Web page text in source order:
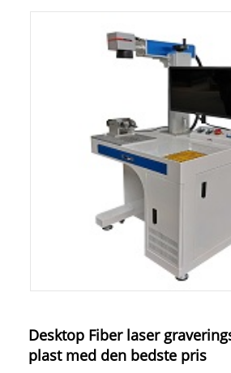
Desktop Fiber laser
plast med den bedste pris